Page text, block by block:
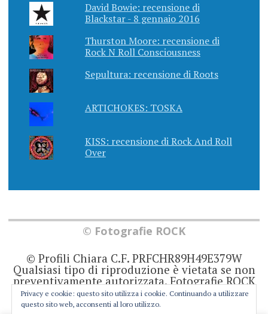
David Bowie: recensione di
Blackstar - 8 gennaio 2016
Thurston Moore: recensione di
Rock N Roll Consciousness
Sepultura: recensione di Roots
ARTICHOKES: TOSKA
KISS: recensione di Rock And Roll
Over
© Fotografie ROCK
© Profili Chiara C.F. PRFCHR89H49E379W
Qualsiasi tipo di riproduzione è vietata se non
preventivamente autorizzata. Fotografie ROCK
non rappresenta una testata giornalistica in
quanto viene aggiornato senza alcuna
Privacy e cookie: questo sito utilizza i cookie. Continuando a utilizzare
questo sito web, acconsenti al loro utilizzo.